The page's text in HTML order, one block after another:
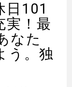
日101
実！最
なた
う。独